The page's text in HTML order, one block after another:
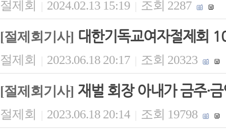
절제회 | 2024.02.13 15:19 | 조회 2287
[절제회기사] 대한기독교여자절제회
절제회 | 2023.06.18 20:17 | 조회 20323
[절제회기사] 재벌 회장 아내가 금주·
절제회 | 2023.06.18 20:14 | 조회 19798